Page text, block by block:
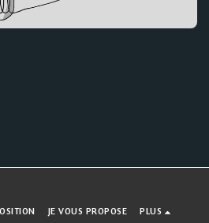
JE VOUS PROPOSE PLUS